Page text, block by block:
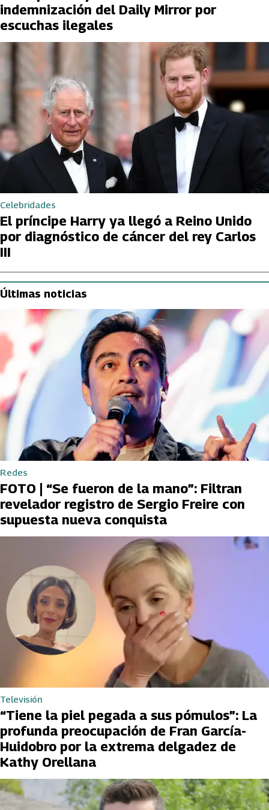
indemnización del Daily Mirror por
escuchas ilegales
Celebridades
El príncipe Harry ya llegó a Reino Unido
por diagnóstico de cáncer del rey Carlos
III
Últimas noticias
Redes
FOTO | “Se fueron de la mano”: Filtran
revelador registro de Sergio Freire con
supuesta nueva conquista
Televisión
“Tiene la piel pegada a sus pómulos”: La
profunda preocupación de Fran García-
Huidobro por la extrema delgadez de
Kathy Orellana